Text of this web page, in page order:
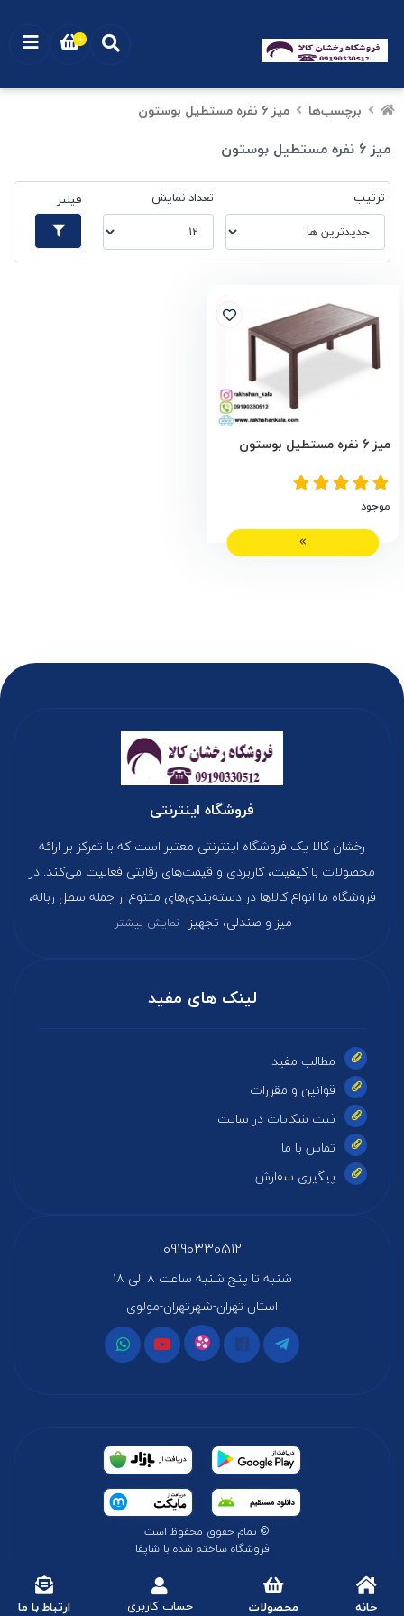
خانه محصولات حساب کاربری ارتباط با ما
برچسب‌ها میز 6 نفره مستطیل بوستون
میز 6 نفره مستطیل بوستون
ترتیب تعداد نمایش فیلتر
میز 6 نفره مستطیل بوستون
موجود
فروشگاه اینترنتی
رخشان کالا یک فروشگاه اینترنتی معتبر است که با تمرکز بر ارائه
محصولات با کیفیت، کاربردی و قیمت‌های رقابتی فعالیت می‌کند. در
فروشگاه ما انواع کالاها در دسته‌بندی‌های متنوع از جمله سطل زباله،
میز و صندلی، تجهیزا نمایش بیشتر
لینک های مفید
مطالب مفید
قوانین و مقررات
ثبت شکایات در سایت
تماس با ما
پیگیری سفارش
09190330512
شنبه تا پنج شنبه ساعت ۸ الی ۱۸
استان تهران-شهرتهران-مولوی
© تمام حقوق محفوظ است
فروشگاه ساخته شده با شاپفا
0